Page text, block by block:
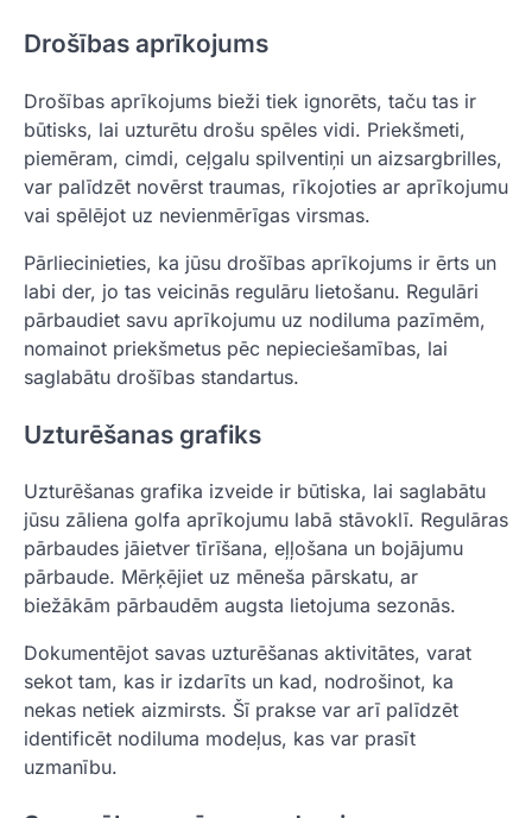
Drošības aprīkojums
Drošības aprīkojums bieži tiek ignorēts, taču tas ir
būtisks, lai uzturētu drošu spēles vidi. Priekšmeti,
piemēram, cimdi, ceļgalu spilventiņi un aizsargbrilles,
var palīdzēt novērst traumas, rīkojoties ar aprīkojumu
vai spēlējot uz nevienmērīgas virsmas.
Pārliecinieties, ka jūsu drošības aprīkojums ir ērts un
labi der, jo tas veicinās regulāru lietošanu. Regulāri
pārbaudiet savu aprīkojumu uz nodiluma pazīmēm,
nomainot priekšmetus pēc nepieciešamības, lai
saglabātu drošības standartus.
Uzturēšanas grafiks
Uzturēšanas grafika izveide ir būtiska, lai saglabātu
jūsu zāliena golfa aprīkojumu labā stāvoklī. Regulāras
pārbaudes jāietver tīrīšana, eļļošana un bojājumu
pārbaude. Mērķējiet uz mēneša pārskatu, ar
biežākām pārbaudēm augsta lietojuma sezonās.
Dokumentējot savas uzturēšanas aktivitātes, varat
sekot tam, kas ir izdarīts un kad, nodrošinot, ka
nekas netiek aizmirsts. Šī prakse var arī palīdzēt
identificēt nodiluma modeļus, kas var prasīt
uzmanību.